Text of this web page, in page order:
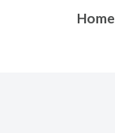
Home